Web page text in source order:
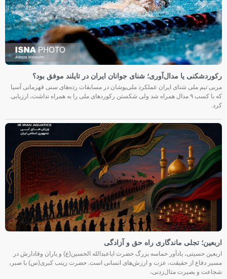
رکوردشکنی یا مدال‌آوری؛ شنای جوانان ایران در تایلند موفق بود؟
مربی تیم ملی شنای ایران عملکرد ملی‌پوشان در مسابقات رده‌های سنی قهرمانی آسیا
که با کسب ۹ مدال همراه شد ولی شکستن رکوردهای ملی را به همراه نداشت، ارزیابی
کرد.
اربعین؛ تجلی ماندگاری راه حق و آزادگی
اربعین حسینی، یادآور حماسه بزرگ حضرت اباعبدالله الحسین(ع) و یاران وفادارش در
مسیر دفاع از حقیقت، عزت و ارزش‌های انسانی است. حضرت زینب کبری(س) با صبر،
شجاعت و بصیرت مثال‌زدنی،